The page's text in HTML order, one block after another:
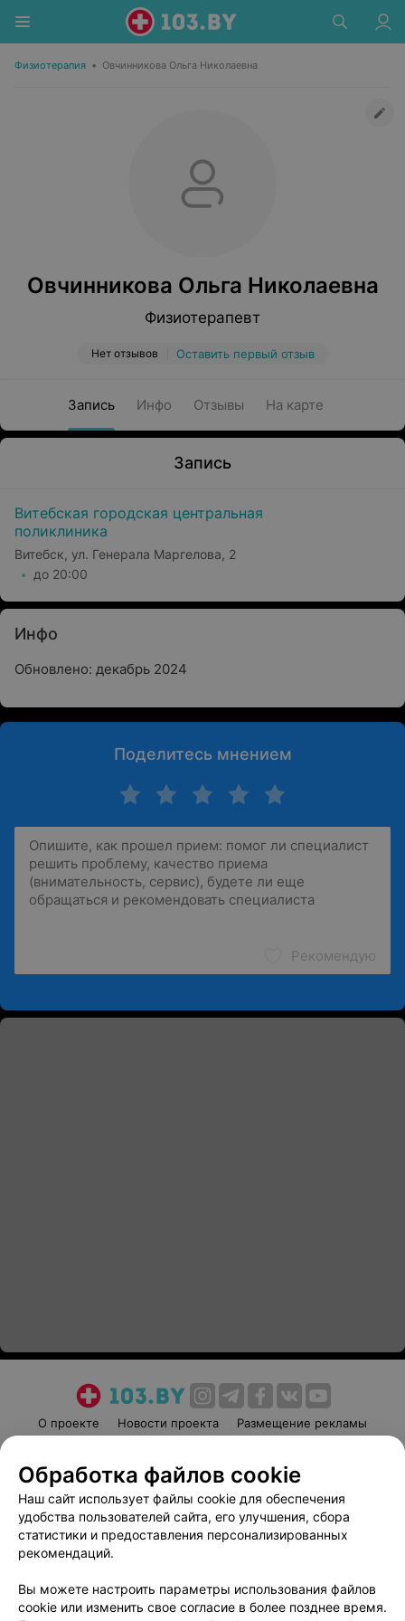
Физиотерапия • Овчинникова Ольга Николаевна
Овчинникова Ольга Николаевна
Физиотерапевт
Нет отзывов Оставить первый отзыв
Запись Инфо Отзывы На карте
Запись
Витебская городская центральная
поликлиника
Витебск, ул. Генерала Маргелова, 2
до 20:00
Инфо
Обновлено: декабрь 2024
Поделитесь мнением
Рекомендую
О проекте Новости проекта
Размещение рекламы
Пользовательское соглашение
Способы оплаты
Вакансии
Партнеры
Написать руководителю 103.by
Обработка персональных данных
Обработка файлов cookie
Наш сайт использует файлы cookie для обеспечения
удобства пользователей сайта, его улучшения, сбора
статистики и предоставления персонализированных
рекомендаций.
Вы можете настроить параметры использования файлов
cookie или изменить свое согласие в более позднее время.